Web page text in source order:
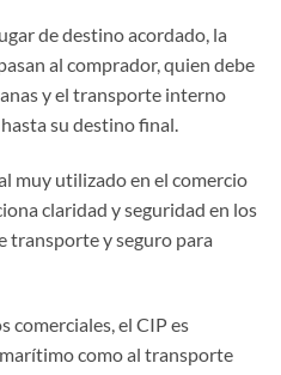
de destino acordado, la
al comprador, quien debe
y el transporte interno
su destino final.
muy utilizado en el comercio
claridad y seguridad en los
transporte y seguro para
comerciales, el CIP es
como al transporte